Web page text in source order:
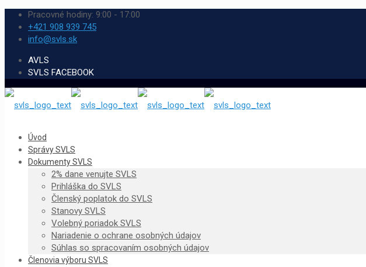
Pracovné hodiny: 9:00 - 17:00
+421 908 939 745
info@svls.sk
AVLS
SVLS FACEBOOK
Úvod
Správy SVLS
Dokumenty SVLS
2% dane venujte SVLS
Prihláška do SVLS
Členský poplatok do SVLS
Stanovy SVLS
Volebný poriadok SVLS
Nariadenie o ochrane osobných údajov
Súhlas so spracovaním osobných údajov
Členovia výboru SVLS